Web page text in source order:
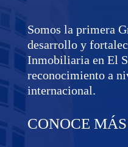
Somos la primera
desarrollo y
Inmobiliaria en El
reconocimiento a
internacional.
CONOCE